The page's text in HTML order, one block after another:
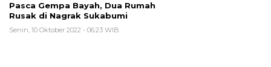
Pasca Gempa Bayah, Dua Rumah
Rusak di Nagrak Sukabumi
Senin, 10 Oktober 2022 - 06:23 WIB